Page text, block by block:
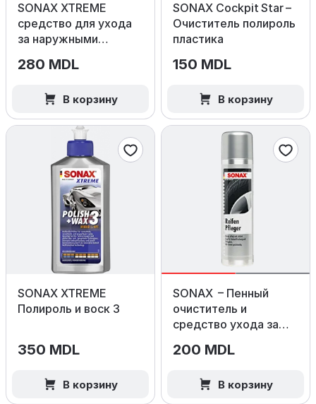
SONAX XTREME
средство для ухода
за наружными
поверхностями, 250
280 MDL
В корзину
SONAX Cockpit Star –
Очиститель полироль
пластика
150 MDL
В корзину
SONAX XTREME
Полироль и воск 3
350 MDL
В корзину
SONAX – Пенный
очиститель и
средство ухода за
200 MDL
В корзину